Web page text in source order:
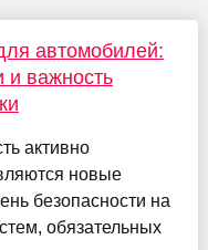
автомобилей:
и важность
активно
новые
безопасности на
обязательных